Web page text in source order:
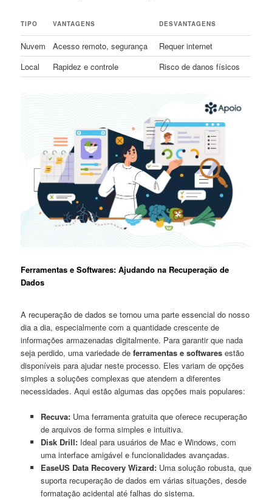
TIPO VANTAGENS DESVANTAGENS
Nuvem Acesso remoto, segurança
Requer​ internet
Local
Rapidez e controle Risco ⁣de danos físicos
Ferramentas e Softwares: Ajudando na​ Recuperação de
‌Dados
A recuperação‌ de dados se⁢ tornou uma parte essencial do⁢ nosso
dia a dia, especialmente com a quantidade crescente de
informações armazenadas digitalmente. Para garantir que nada
seja perdido, uma variedade deferramentas e softwares estão
disponíveis para ⁣ajudar neste processo. Eles variam de opções
simples a soluções complexas que atendem a diferentes
necessidades. Aqui estão ⁢algumas ‍das opções mais⁣ populares:
Recuva:Uma ⁢ferramenta gratuita ⁣que oferece​ recuperação
de⁣ arquivos de forma simples e⁣ intuitiva.
Disk Drill:Ideal para usuários de Mac e Windows, com⁣
uma interface amigável e funcionalidades avançadas.
EaseUS ⁢Data Recovery Wizard:⁤Uma solução robusta, que
suporta recuperação ​de dados em várias situações, desde
formatação acidental até ⁣falhas do ‌sistema.